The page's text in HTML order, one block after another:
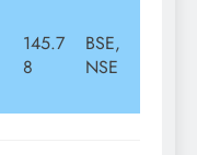
145.7
8
BSE,
NSE